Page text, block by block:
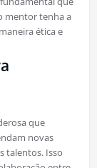
mentor tenha a
ética e
que
novas
talentos. Isso